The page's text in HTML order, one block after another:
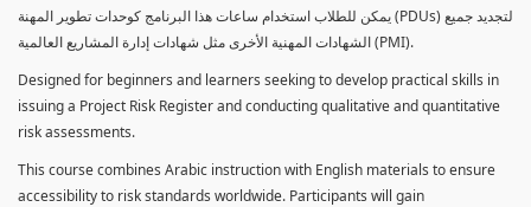
يمكن للطلاب استخدام ساعات هذا البرنامج كوحدات تطوير المهنة (PDUs) لتجديد جميع
الشهادات المهنية الأخرى مثل شهادات إدارة المشاريع العالمية (PMI).
Designed for beginners and learners seeking to develop practical skills in
issuing a Project Risk Register and conducting qualitative and quantitative
risk assessments.
This course combines Arabic instruction with English materials to ensure
accessibility to risk standards worldwide. Participants will gain